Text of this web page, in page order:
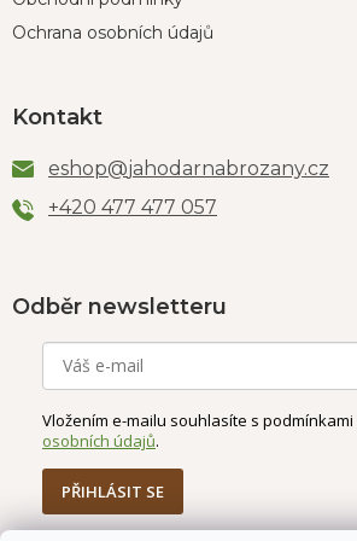
Ochrana osobních údajů
Kontakt
eshop@jahodarnabrozany.cz
+420 477 477 057
Odběr newsletteru
Vložením e-mailu souhlasíte s podmínkami
osobních údajů.
PŘIHLÁSIT SE